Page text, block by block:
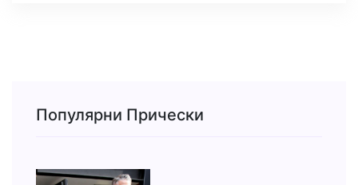
Популярни Прически